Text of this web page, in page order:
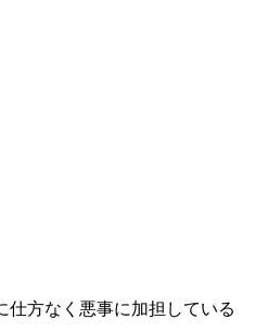
方なく悪事に加担している